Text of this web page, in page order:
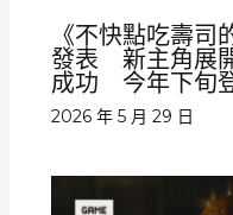
《不快點吃壽
發表 新主角展
成功 今年下旬
2026 年 5 月 29 日